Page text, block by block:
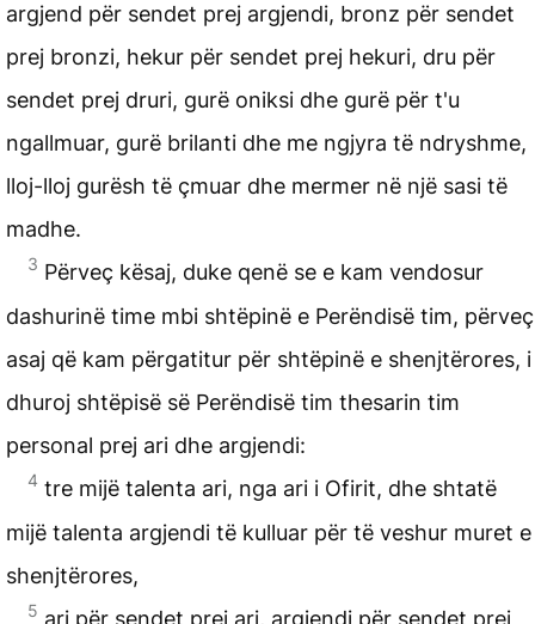
argjend për sendet prej argjendi, bronz për sendet
prej bronzi, hekur për sendet prej hekuri, dru për
sendet prej druri, gurë oniksi dhe gurë për t'u
ngallmuar, gurë brilanti dhe me ngjyra të ndryshme,
lloj-lloj gurësh të çmuar dhe mermer në një sasi të
madhe.
3 Përveç kësaj, duke qenë se e kam vendosur
dashurinë time mbi shtëpinë e Perëndisë tim, përveç
asaj që kam përgatitur për shtëpinë e shenjtërores, i
dhuroj shtëpisë së Perëndisë tim thesarin tim
personal prej ari dhe argjendi:
4 tre mijë talenta ari, nga ari i Ofirit, dhe shtatë
mijë talenta argjendi të kulluar për të veshur muret e
shenjtërores,
5 ari për sendet prej ari, argjendi për sendet prej